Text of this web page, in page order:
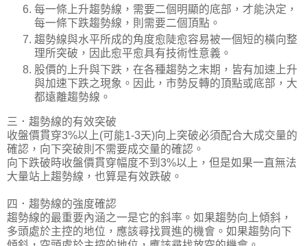
每一條上升趨勢線，需要二個明顯的底部，才能決定，
每一條下跌趨勢線，則需要二個頂點。
趨勢線與水平所成的角度愈陡愈容易被一個短的橫向整
理所突破，因此愈平愈具有技術性意義。
股價的上升與下跌，在各種趨勢之末期，皆有加速上升
與加速下跌之現象。因此，市勢反轉的頂點或底部，大
都遠離趨勢線。
三．趨勢線的有效突破
收盤價貫穿3%以上(可能1-3天)向上突破必須配合大成交量的
確認，向下突破則不需要成交量的確認。
向下跌破時收盤價貫穿幅度不到3%以上，但是如果一直無法
大量站上趨勢線，也算是有效跌破。
四．趨勢線的強度確認
趨勢線的最重要內涵之一是它的斜率。如果趨勢向上傾斜，
多頭處於主控的地位，應該尋找買進的機會。如果趨勢向下